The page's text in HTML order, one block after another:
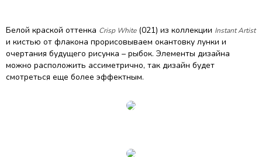
Белой краской оттенка Crisp White(021) из коллекции Instant Artist
и кистью от флакона прорисовываем окантовку лунки и
очертания будущего рисунка – рыбок. Элементы дизайна
можно расположить ассиметрично, так дизайн будет
смотреться еще более эффектным.